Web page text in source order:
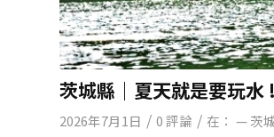
茨城縣｜夏天就是要玩水
2026年7月1日 / 0 評論 / 在： — 茨